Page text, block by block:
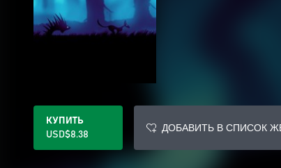
КУПИТЬ
USD$8.38
ДОБАВИТЬ В СПИСОК